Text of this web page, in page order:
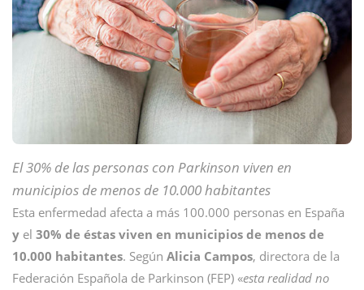
El 30% de las personas con Parkinson viven en
municipios de menos de 10.000 habitantes
Esta enfermedad afecta a más 100.000 personas en España
y el 30% de éstas viven en municipios de menos de
10.000 habitantes. Según Alicia Campos, directora de la
Federación Española de Parkinson (FEP) «esta realidad no